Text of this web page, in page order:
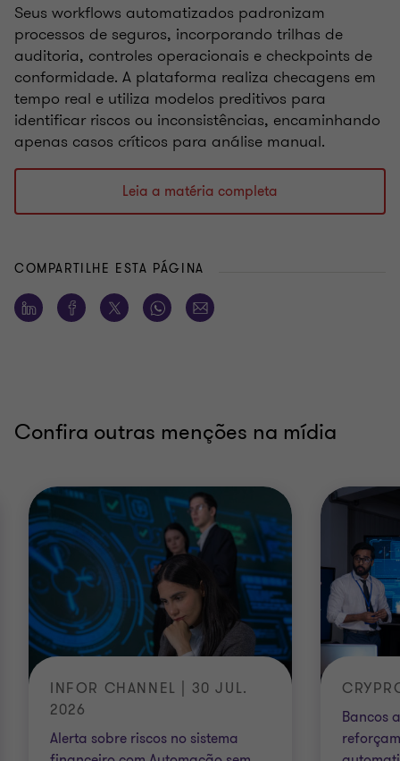
Seus workflows automatizados padronizam
processos de seguros, incorporando trilhas de
auditoria, controles operacionais e checkpoints de
conformidade. A plataforma realiza checagens em
tempo real e utiliza modelos preditivos para
identificar riscos ou inconsistências, encaminhando
apenas casos críticos para análise manual.
Leia a matéria completa
COMPARTILHE ESTA PÁGINA
Confira outras menções na mídia
INFOR CHANNEL | 30 JUL.
2026
Alerta sobre riscos no sistema
Bancos